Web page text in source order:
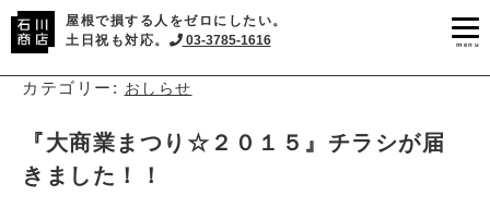
屋根で損する人をゼロにしたい。
土日祝も対応。
03-3785-1616 menu
カテゴリー: おしらせ
『大商業まつり☆２０１５』チラシが届
きました！！